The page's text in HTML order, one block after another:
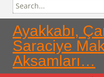
Ayakkabı,
Saraciye
Aksamları…